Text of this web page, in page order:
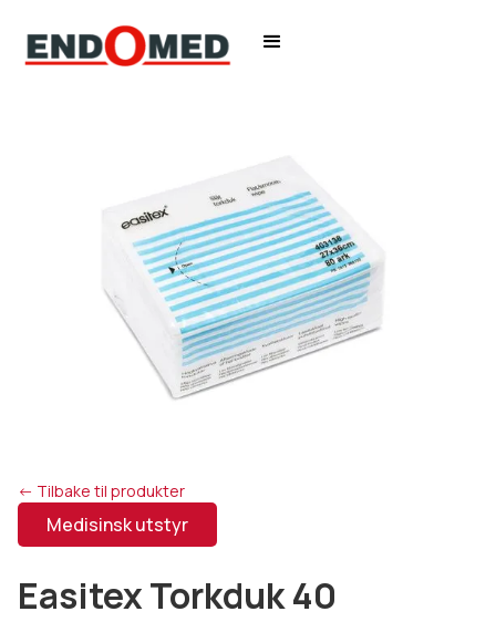
<- Tilbake til produkter
Medisinsk utstyr
Easitex Torkduk 40